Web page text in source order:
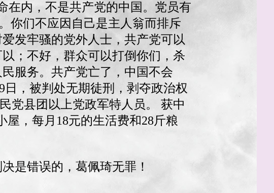
在内，不是共产党的中国。党员有
你们不应因自己是主人翁而排斥
发牢骚的党外人士，共产党可以
；不好，群众可以打倒你们，杀
服务。共产党亡了，中国不会
日，被判处无期徒刑，剥夺政治权
党县团以上党政军特人员。 获中
屋，每月18元的生活费和28斤粮
是错误的，葛佩琦无罪！